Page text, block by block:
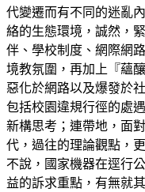
代變遷而有不同的迷亂
絡的生態環境，誠然，
伴、學校制度、網際網
境教氛圍，再加上『蘊
惡化於網路以及爆發於
包括校園違規行徑的處
新構思考；連帶地，面
代，過往的理論觀點，
不說，國家機器在逕行
益的訴求重點，有無就